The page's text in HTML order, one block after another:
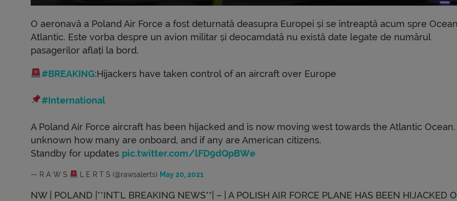
O aeronavă a Poland Air Force a fost deturnată deasupra Europei și se întreaptă acum spre
Atlantic. Este vorba despre un avion militar și deocamdată nu există date legate de numărul
pasagerilor aflați la bord.
#BREAKING:Hijackers have taken control of an aircraft over Europe
#International
A Poland Air Force aircraft has been hijacked and is now moving west towards the Atlantic
unknown how many are onboard, and if any are American citizens.
Standby for updates pic.twitter.com/lFD9dQpBWe
— R A W S L E R T S (@rawsalerts) May 20, 2021
NW | POLAND |**INT'L BREAKING NEWS**| – | A POLISH AIR FORCE PLANE HAS BEEN HIJACKED